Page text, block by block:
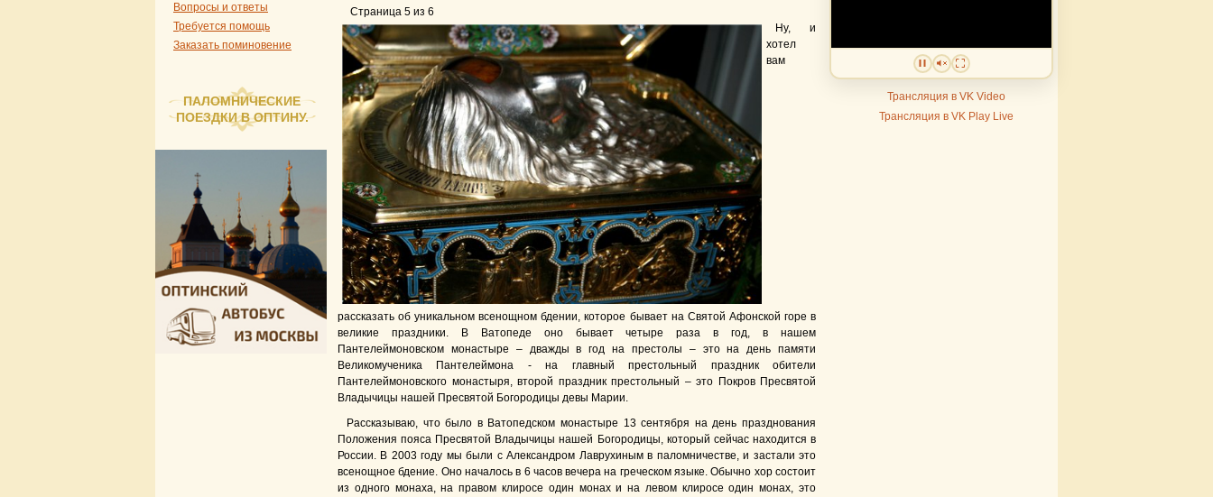
Вопросы и ответы
Требуется помощь
Заказать поминовение
ПАЛОМНИЧЕСКИЕ
ПОЕЗДКИ В ОПТИНУ.
Страница 5 из 6
Ну, и
хотел
вам
рассказать об уникальном всенощном бдении, которое бывает на Святой Афонской горе в
великие праздники. В Ватопеде оно бывает четыре раза в год, в нашем
Пантелеймоновском монастыре – дважды в год на престолы – это на день памяти
Великомученика Пантелеймона - на главный престольный праздник обители
Пантелеймоновского монастыря, второй праздник престольный – это Покров Пресвятой
Владычицы нашей Пресвятой Богородицы девы Марии.
Рассказываю, что было в Ватопедском монастыре 13 сентября на день празднования
Положения пояса Пресвятой Владычицы нашей Богородицы, который сейчас находится в
России. В 2003 году мы были с Александром Лаврухиным в паломничестве, и застали это
всенощное бдение. Оно началось в 6 часов вечера на греческом языке. Обычно хор состоит
из одного монаха, на правом клиросе один монах и на левом клиросе один монах, это
Трансляция в VK Video
Трансляция в VK Play Live